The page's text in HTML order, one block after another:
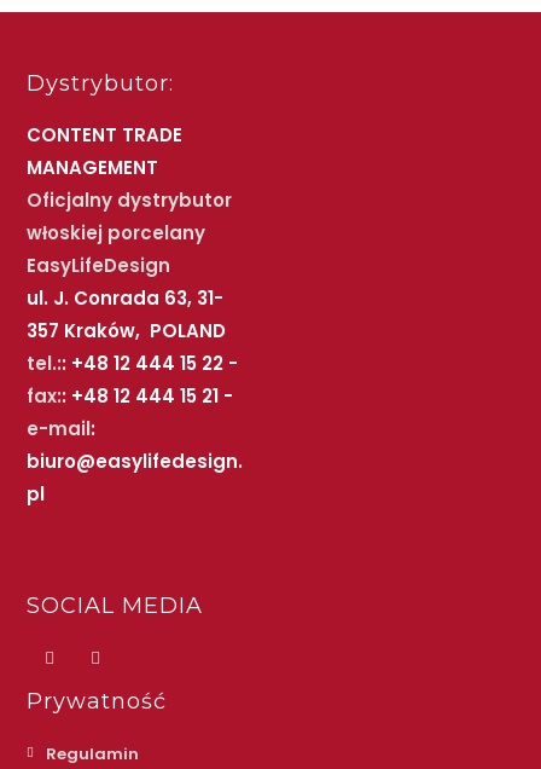
Dystrybutor:
CONTENT TRADE
MANAGEMENT
Oficjalny dystrybutor
włoskiej porcelany
EasyLifeDesign
ul. J. Conrada 63, 31-
357 Kraków, POLAND
tel.:: +48 12 444 15 22 -
fax:: +48 12 444 15 21 -
e-mail:
biuro@easylifedesign.
pl
SOCIAL MEDIA
Prywatność
Regulamin